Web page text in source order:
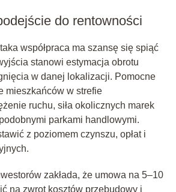
do rentowności
współpraca ma szansę się spiąć
stanowi estymacja obrotu
w danej lokalizacji. Pomocne
mieszkańców w strefie
ruchu, siła okolicznych marek
parkami handlowymi.
z poziomem czynszu, opłat i
zakłada, że umowa na 5–10
na zwrot kosztów przebudowy i